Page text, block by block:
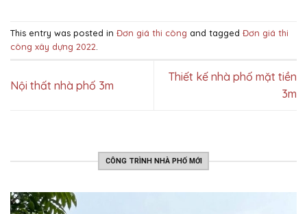
This entry was posted in Đơn giá thi công and tagged Đơn giá thi
công xây dựng 2022.
Nội thất nhà phố 3m
Thiết kế nhà phố mặt tiền
3m
CÔNG TRÌNH NHÀ PHỐ MỚI